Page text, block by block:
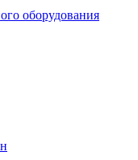
оборудования